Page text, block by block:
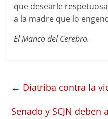
que desearle
a la madre que lo
El Manco del Cerebro.
← Diatriba contra la
Senado y SCJN